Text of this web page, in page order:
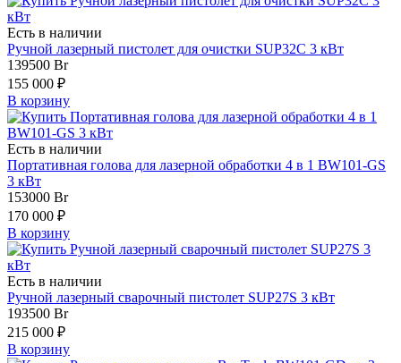
Есть в наличии
Ручной лазерный пистолет для очистки SUP32C 3 кВт
139500 Br
155 000 ₽
В корзину
Есть в наличии
Портативная голова для лазерной обработки 4 в 1 BW101-GS
3 кВт
153000 Br
170 000 ₽
В корзину
Есть в наличии
Ручной лазерный сварочный пистолет SUP27S 3 кВт
193500 Br
215 000 ₽
В корзину